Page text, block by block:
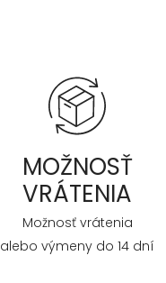
MOŽNOSŤ
VRÁTENIA
Možnosť vrátenia
alebo výmeny do 14 dní